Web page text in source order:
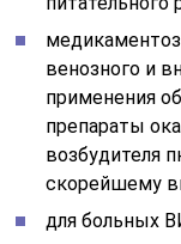
препаратов,
выявление
проведение
регулярные
в новой